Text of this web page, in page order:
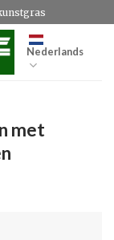
Nederlands
met